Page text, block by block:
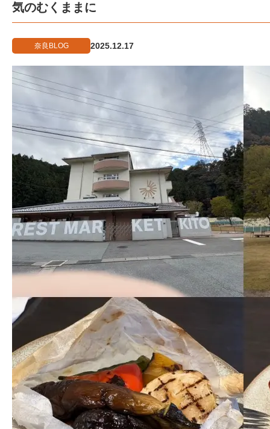
気のむくままに
奈良BLOG 2025.12.17